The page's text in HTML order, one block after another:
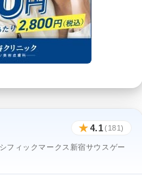
★ 4.1(181)
フィックマークス新宿サウスゲー